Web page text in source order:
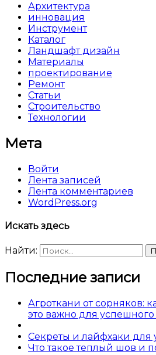
Архитектура
инновация
Инструмент
Каталог
Ландшафт дизайн
Материалы
проектирование
Ремонт
Статьи
Строительство
Технологии
Мета
Войти
Лента записей
Лента комментариев
WordPress.org
Искать здесь
Найти:
Последние записи
Агроткани от сорняков:
это важно для успешного
Секреты и лайфхаки для
Что такое теплый шов и